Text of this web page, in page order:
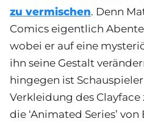
zu vermischen. Denn
Comics eigentlich
wobei er auf eine
ihn seine Gestalt
hingegen ist
Verkleidung des
die ‘Animated Series’